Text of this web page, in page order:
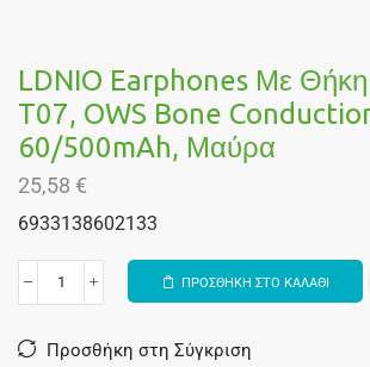
LDNIO Earphones Με Θήκη
T07, OWS Bone
60/500mAh, Μαύρα
25,58 €
6933138602133
ΠΡΟΣΘΗΚΗ ΣΤΟ ΚΑΛΑΘΙ
Προσθήκη στη Σύγκριση